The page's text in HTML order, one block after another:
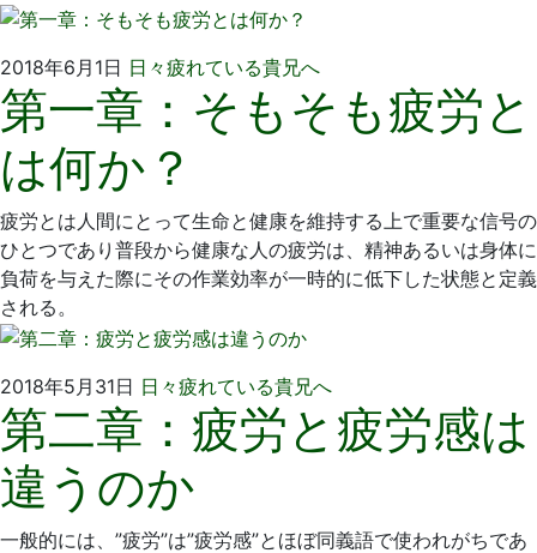
2018年6月1日 日々疲れている貴兄へ2018
年
日
い
そ
院
第一章：そもそも疲労と
は何か？
疲労とは人間にとって生命と健康を維持する上で重要な信号の
ひとつであり普段から健康な人の疲労は、精神あるいは身体に
負荷を与えた際にその作業効率が一時的に低下した状態と定義
される。
2018年5月31日 日々疲れている貴兄へ2018
年
5
日
い
そ
歯
院
第二章：疲労と疲労感は
違うのか
一般的には、”疲労”は”疲労感”とほぼ同義語で使われがちであ